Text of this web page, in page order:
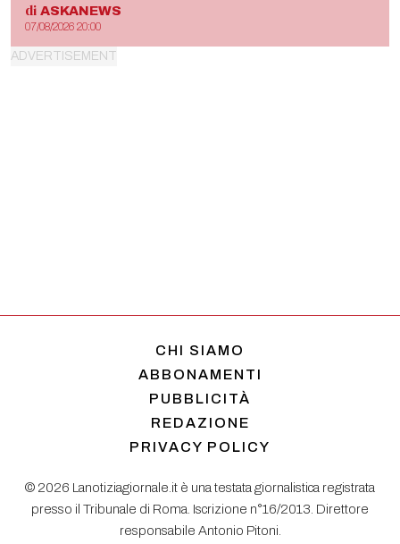
di ASKANEWS
07/08/2026 20:00
CHI SIAMO
ABBONAMENTI
PUBBLICITÀ
REDAZIONE
PRIVACY POLICY
© 2026 Lanotiziagiornale.it è una testata giornalistica registrata
presso il Tribunale di Roma. Iscrizione n°16/2013. Direttore
responsabile Antonio Pitoni.